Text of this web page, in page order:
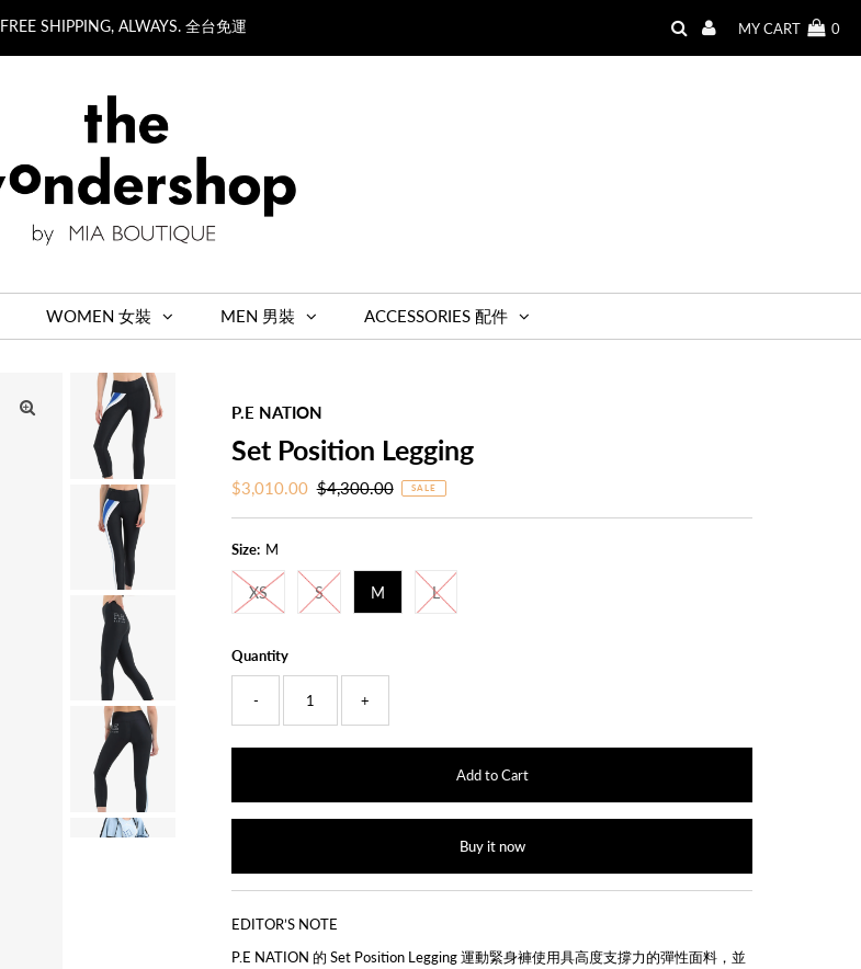
FREE SHIPPING, ALWAYS. 全台免運 MY CART 0
WOMEN 女裝 MEN 男裝 ACCESSORIES 配件
P.E NATION
Set Position Legging
Sale
$3,010.00 Regular
$4,300.00 SALE
Size: M
XS S M L
Quantity
- +
Buy it now
EDITOR’S NOTE
P.E NATION 的 Set Position Legging 運動緊身褲使用具高度支撐力的彈性面料，並